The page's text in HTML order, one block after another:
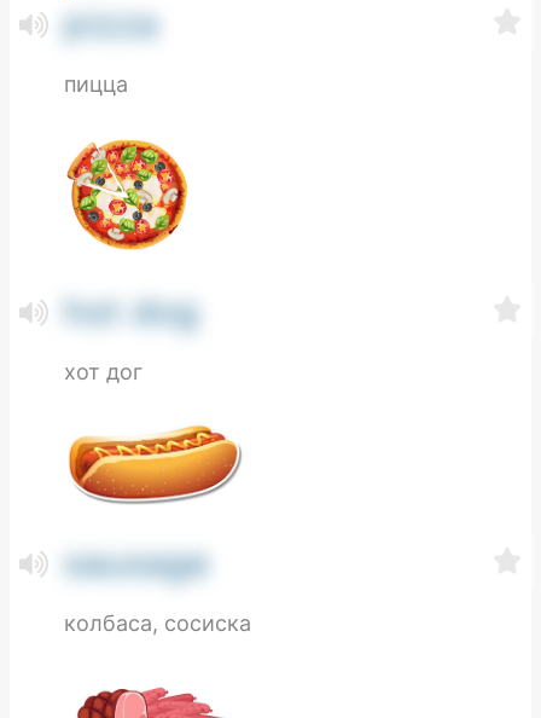
pizza
пицца
hot dog
хот дог
sausage
колбаса, сосиска